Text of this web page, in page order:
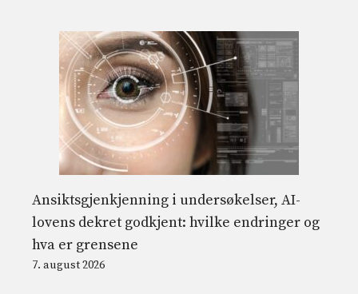
Ansiktsgjenkjenning i undersøkelser, AI-
lovens dekret godkjent: hvilke endringer og
hva er grensene
7. august 2026